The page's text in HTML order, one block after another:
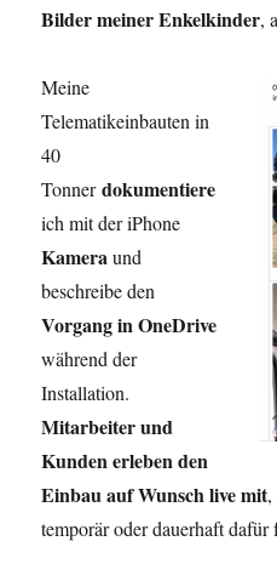
Bilder meiner Enkelkinder,
Meine
Telematikeinbauten in
40
Tonnerdokumentiere
ich mit der iPhone
Kameraund
beschreibe den
Vorgang in OneDrive
während der
Installation.
Mitarbeiter und
Kunden erleben den
Einbau auf Wunsch live mit,
temporär oder dauerhaft